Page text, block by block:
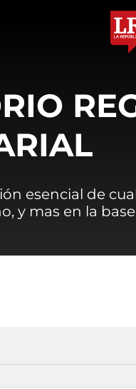
esencial de
y mas en la